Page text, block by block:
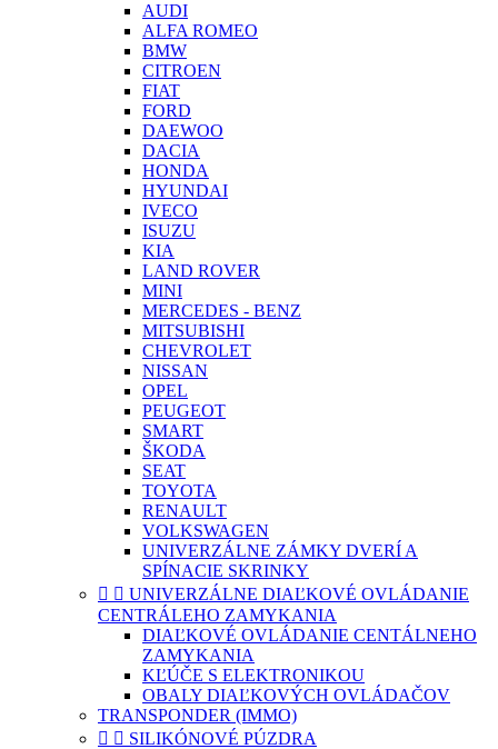
AUDI
ALFA ROMEO
BMW
CITROEN
FIAT
FORD
DAEWOO
DACIA
HONDA
HYUNDAI
IVECO
ISUZU
KIA
LAND ROVER
MINI
MERCEDES - BENZ
MITSUBISHI
CHEVROLET
NISSAN
OPEL
PEUGEOT
SMART
ŠKODA
SEAT
TOYOTA
RENAULT
VOLKSWAGEN
UNIVERZÁLNE ZÁMKY DVERÍ A
SPÍNACIE SKRINKY
  UNIVERZÁLNE DIAĽKOVÉ OVLÁDANIE
CENTRÁLEHO ZAMYKANIA
DIAĽKOVÉ OVLÁDANIE CENTÁLNEHO
ZAMYKANIA
KĽÚČE S ELEKTRONIKOU
OBALY DIAĽKOVÝCH OVLÁDAČOV
TRANSPONDER (IMMO)
  SILIKÓNOVÉ PÚZDRA